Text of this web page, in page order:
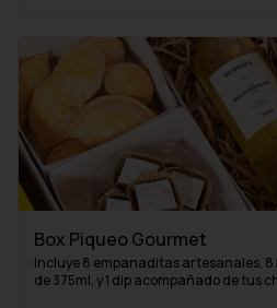
Box Piqueo Gourmet
Incluye 8 empanaditas artesanales, 8
de 375ml, y 1 dip acompañado de tus